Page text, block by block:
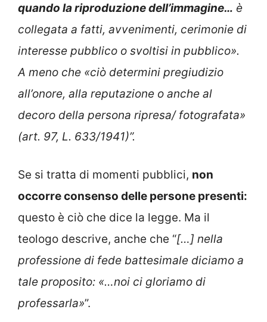
quando la riproduzione dell’immagine… è
collegata a fatti, avvenimenti, cerimonie di
interesse pubblico o svoltisi in pubblico».
A meno che «ciò determini pregiudizio
all’onore, alla reputazione o anche al
decoro della persona ripresa/ fotografata»
(art. 97, L. 633/1941)”.
Se si tratta di momenti pubblici, non
occorre consenso delle persone presenti:
questo è ciò che dice la legge. Ma il
teologo descrive, anche che “[…] nella
professione di fede battesimale diciamo a
tale proposito: «…noi ci gloriamo di
professarla»”.